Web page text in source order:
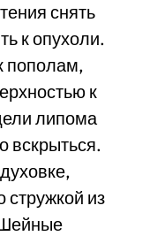
снять
к опухоли.
пополам,
к
липома
вскрыться.
стружкой из